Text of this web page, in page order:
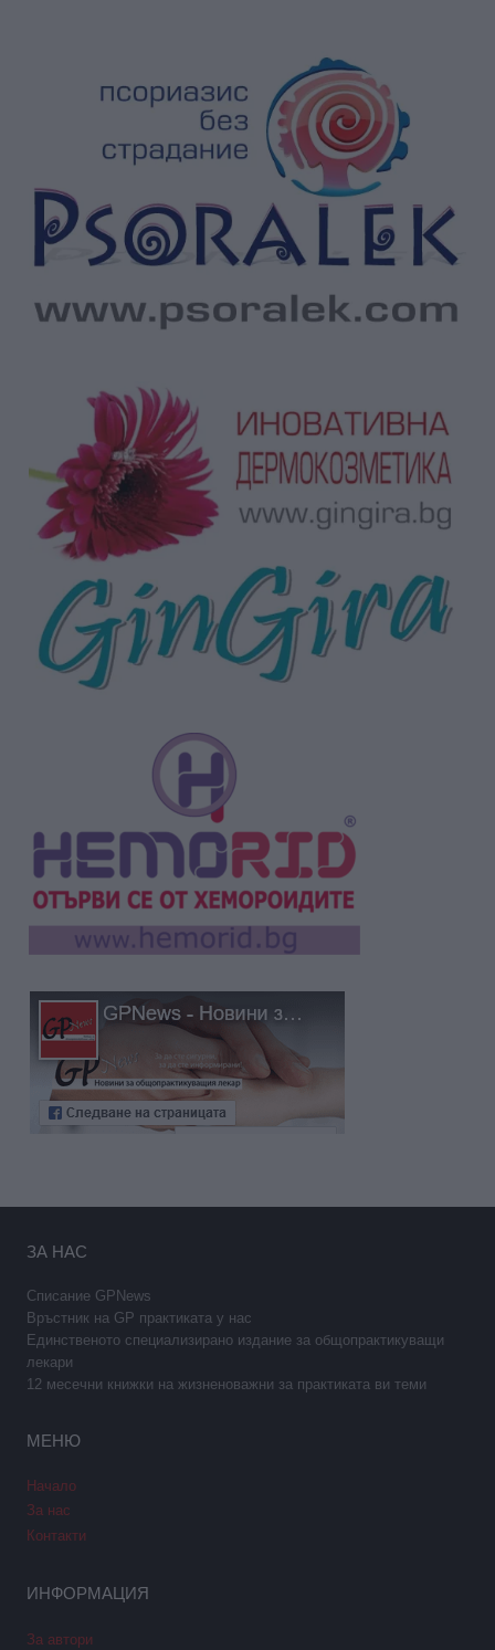
ЗА НАС
Списание GPNews
Връстник на GP практиката у нас
Единственото специализирано издание за общопрактикуващи
лекари
12 месечни книжки на жизненоважни за практиката ви теми
МЕНЮ
Начало
За нас
Контакти
ИНФОРМАЦИЯ
За автори